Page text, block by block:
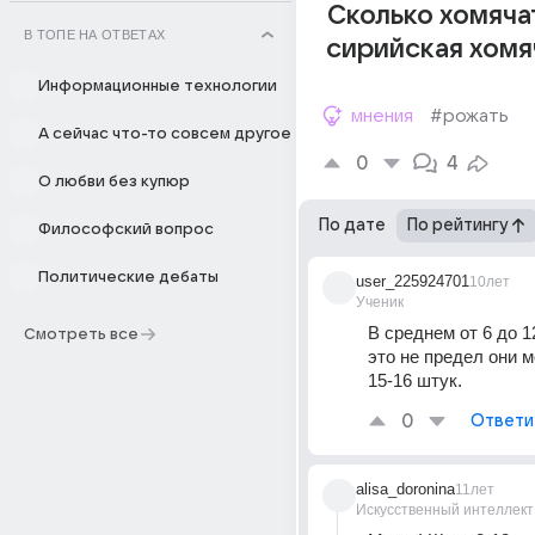
В ТОПЕ НА ОТВЕТАХ
Информационные технологии
А сейчас что-то совсем другое
О любви без купюр
Философский вопрос
Политические дебаты
Смотреть все
Сколько
сирийская
мнения #рожать
0 4
По дате По рейтингу
user_225924701
Ученик
10лет
В среднем от 6 до
это не предел они
15-16 штук.
0
alisa_doronina
Искусственный интеллект
11лет